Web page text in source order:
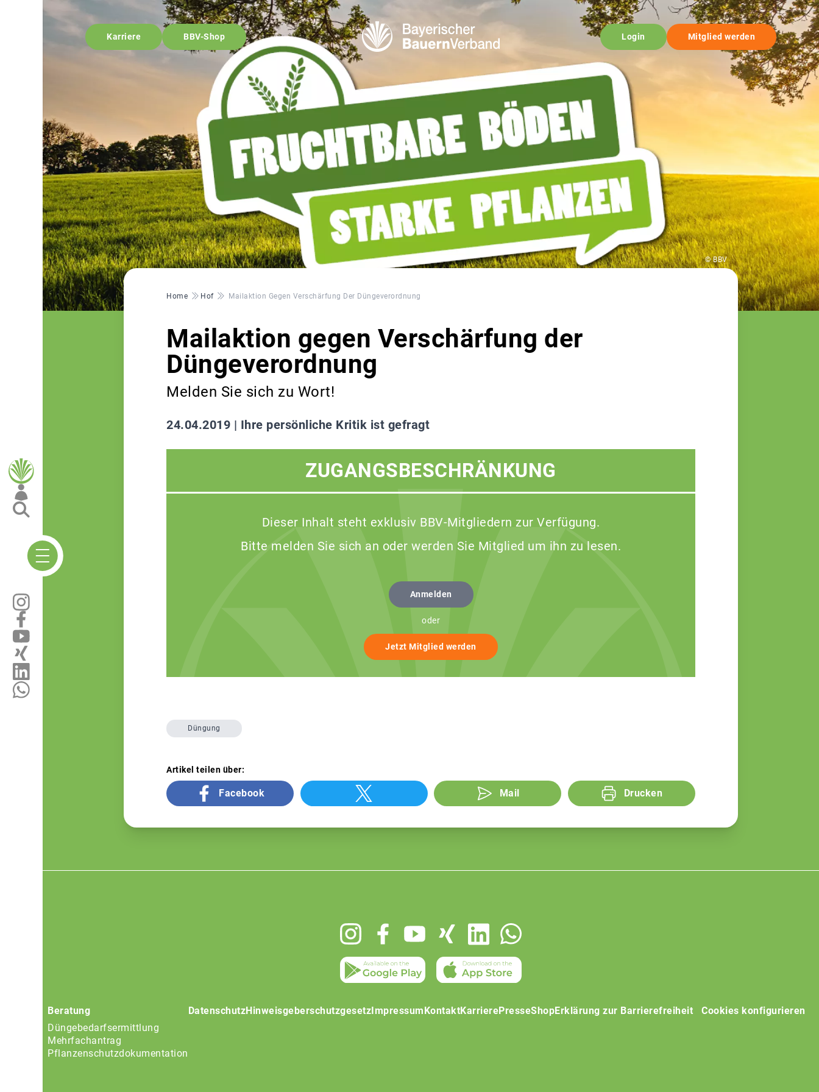
Karriere BBV-Shop Login Mitglied werden
© BBV
Pfadnavigation
Home Hof Mailaktion Gegen Verschärfung Der Düngeverordnung
Mailaktion gegen Verschärfung der
Düngeverordnung
Melden Sie sich zu Wort!
24.04.2019 | Ihre persönliche Kritik ist gefragt
ZUGANGSBESCHRÄNKUNG
Dieser Inhalt steht exklusiv BBV-Mitgliedern zur Verfügung.
Bitte melden Sie sich an oder werden Sie Mitglied um ihn zu lesen.
Anmelden
oder
Jetzt Mitglied werden
Düngung
Artikel teilen über:
Facebook Mail Drucken
Beratung
Düngebedarfsermittlung
Mehrfachantrag
Pflanzenschutzdokumentation
DatenschutzHinweisgeberschutzgesetzImpressumKontaktKarrierePresseShopErklärung zur Barrierefreiheit Cookies konfigurieren